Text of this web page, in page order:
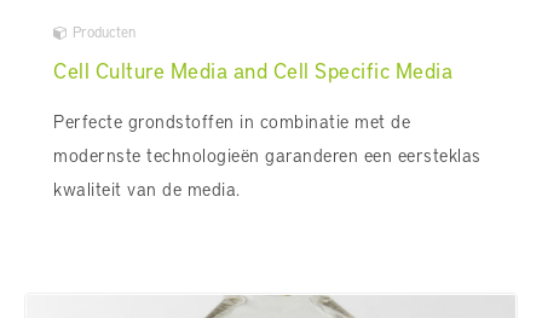
Producten
Cell Culture Media and Cell Specific Media
Perfecte grondstoffen in combinatie met de
modernste technologieën garanderen een eersteklas
kwaliteit van de media.